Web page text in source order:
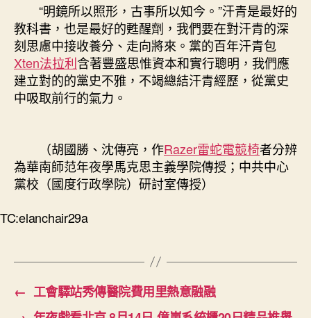
“明鏡所以照形，古事所以知今。”汗青是最好的
教科書，也是最好的甦醒劑，我們要在對汗青的深
刻思慮中接收養分、走向將來。黨的百年汗青包
Xten法拉利含著豐盛思惟資本和實行聰明，我們應
建立對的的黨史不雅，不竭總結汗青經歷，從黨史
中吸取前行的氣力。
（胡國勝、沈傳亮，作Razer雷蛇電競椅者分辨
為華南師范年夜學馬克思主義學院傳授；中共中心
黨校（國度行政學院）研討室傳授）
TC:elanchair29a
← 工會驛站秀傳醫院費用里熱意融融